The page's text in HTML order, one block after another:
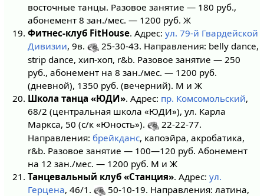
восточные танцы. Разовое занятие — 180 руб.,
абонемент 8 зан./мес. — 1200 руб. Ж
Фитнес-клуб FitHouse. Адрес: ул. 79-й Гвардейской
Дивизии, 9в.
25-30-43. Направления: belly dance,
strip dance, хип-хоп, r&b. Разовое занятие — 250
руб., абонемент на 8 зан./мес. — 1200 руб.
(дневной), 1350 руб. (вечерний). М и Ж
Школа танца «ЮДИ». Адрес: пр. Комсомольский,
68/2 (центральная школа «ЮДИ»), ул. Карла
Маркса, 50 (с/к «Юность»).
22-22-77.
Направления: брейкданс, капоэйра, акробатика,
r&b. Разовое занятие — 100—120 руб. Абонемент
на 12 зан./мес. — 1200 руб. М и Ж
Танцевальный клуб «Станция». Адрес: ул.
Герцена, 46/1.
50-10-19. Направления: латина,